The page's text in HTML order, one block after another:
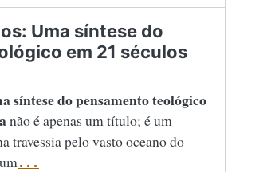
Uma síntese do
em 21 séculos
síntese do pensamento teológico
não é apenas um título; é um
travessia pelo vasto oceano do
...